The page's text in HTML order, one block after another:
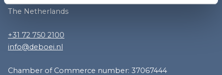
The Netherlands
+31 72 750 2100
info@deboei.nl
Chamber of Commerce number: 37067444